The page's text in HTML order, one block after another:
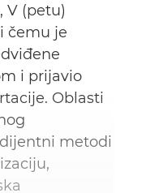
V (petu)
čemu je
i prijavio
Oblasti
metodi